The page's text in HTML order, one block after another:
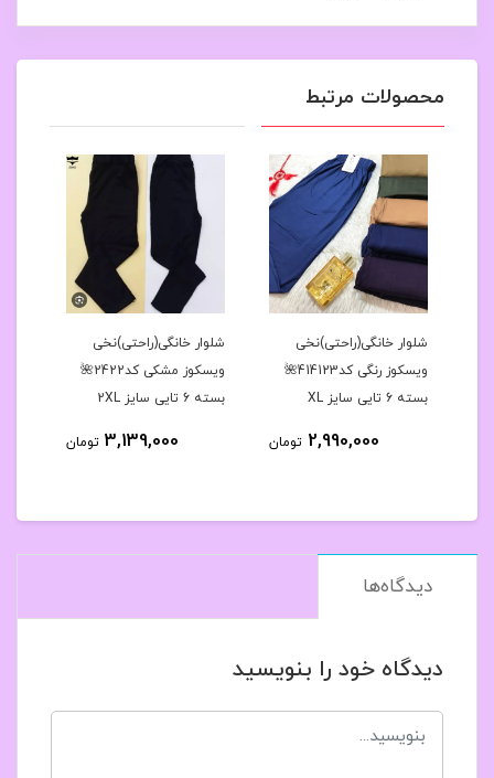
محصولات مرتبط
شلوار خانگی(راحتی)نخی
ویسکوز رنگی کد414123🌺
بسته 6 تایی سایز XL
2,990,000 تومان
شلوار خانگی(راحتی)نخی
ویسکوز مشکی کد2422🌺
بسته 6 تایی سایز 2XL
3,139,000 تومان
دیدگاه‌ها
دیدگاه خود را بنویسید